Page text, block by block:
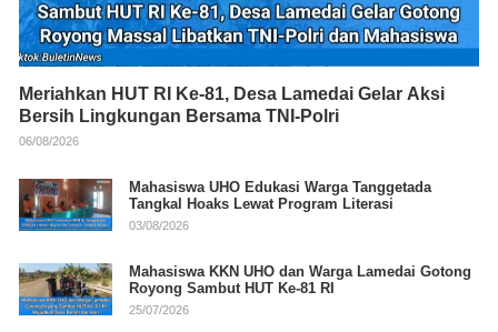
Meriahkan HUT RI Ke-81, Desa Lamedai Gelar Aksi
Bersih Lingkungan Bersama TNI-Polri
06/08/2026
Mahasiswa UHO Edukasi Warga Tanggetada
Tangkal Hoaks Lewat Program Literasi
03/08/2026
Mahasiswa KKN UHO dan Warga Lamedai Gotong
Royong Sambut HUT Ke-81 RI
25/07/2026